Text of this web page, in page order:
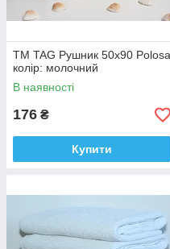
ТМ TAG Рушник 50х90 Polosa
колір: молочний
В наявності
176 ₴
Купити